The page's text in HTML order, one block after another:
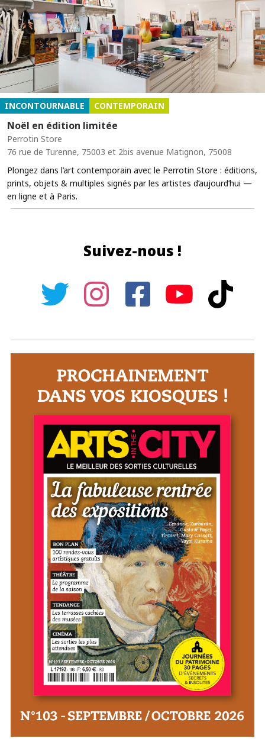
INCONTOURNABLE CONTEMPORAIN
Noël en édition limitée
Perrotin Store
76 rue de Turenne, 75003 et 2bis avenue Matignon, 75008
Plongez dans l’art contemporain avec le Perrotin Store : éditions,
prints, objets & multiples signés par les artistes d’aujourd’hui —
en ligne et à Paris.
Suivez-nous !